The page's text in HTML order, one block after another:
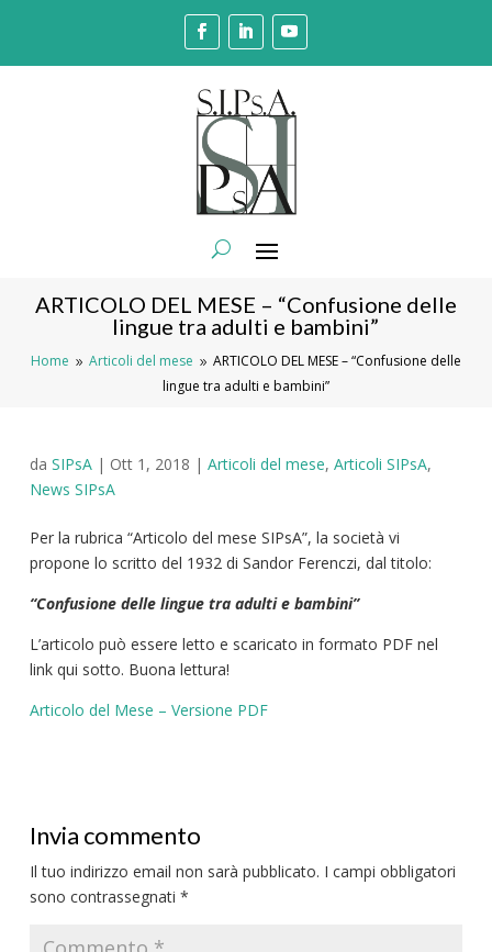
ARTICOLO DEL MESE – “Confusione delle
lingue tra adulti e bambini”
Home 9 Articoli del mese 9 ARTICOLO DEL MESE – “Confusione delle
lingue tra adulti e bambini”
da SIPsA| Ott 1, 2018 | Articoli del mese, Articoli SIPsA,
News SIPsA
Per la rubrica “Articolo del mese SIPsA”, la società vi
propone lo scritto del 1932 di Sandor Ferenczi, dal titolo:
“Confusione delle lingue tra adulti e bambini”
L’articolo può essere letto e scaricato in formato PDF nel
link qui sotto. Buona lettura!
Articolo del Mese – Versione PDF
Invia commento
Il tuo indirizzo email non sarà pubblicato. I campi obbligatori
sono contrassegnati *